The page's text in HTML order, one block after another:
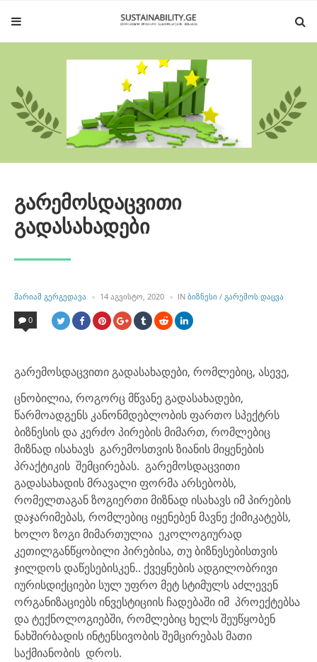
გარემოსდაცვითი
გადასახადები
POSTED
BY
ᲛᲐᲠᲘᲐᲛ ᲒᲔᲠᲒᲔᲓᲐᲕᲐ 14 ᲐᲒᲕᲘᲡᲢᲝ, 2020 IN POSTED
IN
ᲑᲘᲖᲜᲔᲡᲘ / ᲒᲐᲠᲔᲛᲝᲡ ᲓᲐᲪᲕᲐ
0
გარემოსდაცვითი გადასახადები, რომლებიც, ასევე,
ცნობილია, როგორც მწვანე გადასახადები,
წარმოადგენს კანონმდებლობის ფართო სპექტრს
ბიზნესის და კერძო პირების მიმართ, რომლებიც
მიზნად ისახავს გარემოსთვის ზიანის მიყენების
პრაქტიკის შემცირებას. გარემოსდაცვითი
გადასახადის მრავალი ფორმა არსებობს,
რომელთაგან ზოგიერთი მიზნად ისახავს იმ პირების
დაჯარიმებას, რომლებიც იყენებენ მავნე ქიმიკატებს,
ხოლო ზოგი მიმართულია ეკოლოგიურად
კეთილგანწყობილი პირებისა, თუ ბიზნესებისთვის
ჯილდოს დაწესებისკენ.. ქვეყნების ადგილობრივი
იურისდიქციები სულ უფრო მეტ სტიმულს აძლევენ
ორგანიზაციებს ინვესტიციის ჩადებაში იმ პროექტებსა
და ტექნოლოგიებში, რომლებიც ხელს შეუწყობენ
ნახშირბადის ინტენსივობის შემცირებას მათი
საქმიანობის დროს.